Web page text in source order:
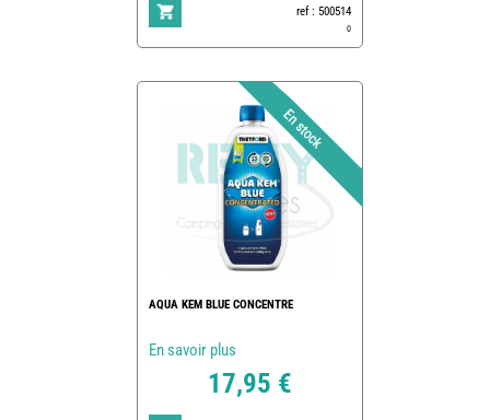
ref : 500514
0
AQUA KEM BLUE CONCENTRE
En savoir plus
17,95 €